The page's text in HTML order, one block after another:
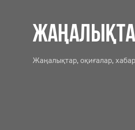
Жаңалықтар, оқиғалар,